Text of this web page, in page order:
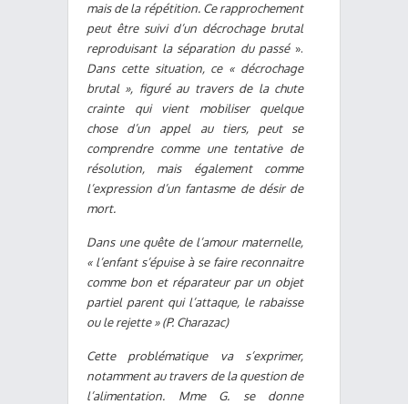
mais de la répétition. Ce rapprochement
peut être suivi d’un décrochage brutal
reproduisant la séparation du passé».
Dans cette situation, ce « décrochage
brutal », figuré au travers de la chute
crainte qui vient mobiliser quelque
chose d’un appel au tiers, peut se
comprendre comme une tentative de
résolution, mais également comme
l’expression d’un fantasme de désir de
mort.
Dans une quête de l’amour maternelle,
« l’enfant s’épuise à se faire reconnaitre
comme bon et réparateur par un objet
partiel parent qui l’attaque, le rabaisse
ou le rejette » (P. Charazac)
Cette problématique va s’exprimer,
notamment au travers de la question de
l’alimentation. Mme G. se donne